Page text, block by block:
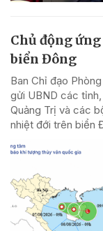
Chủ động
biển Đông
Ban Chỉ đạo
gửi UBND các
Quảng Trị và các
nhiệt đới trên biển